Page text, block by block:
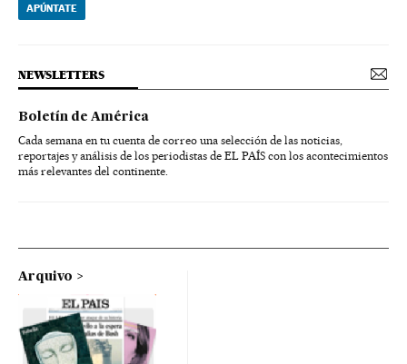
APÚNTATE
NEWSLETTERS
Boletín de América
Cada semana en tu cuenta de correo una selección de las noticias,
reportajes y análisis de los periodistas de EL PAÍS con los acontecimientos
más relevantes del continente.
Arquivo